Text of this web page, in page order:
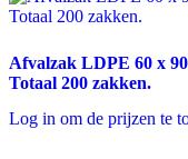
Afvalzak LDPE 60 x
Totaal 200 zakken.
Log in om de prijzen te